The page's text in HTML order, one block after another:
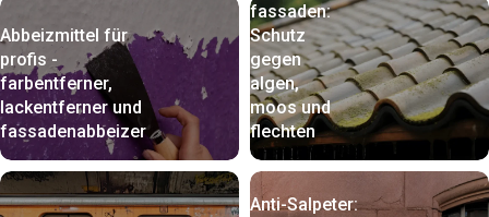
Abbeizmittel für
profis -
farbentferner,
lackentferner und
fassadenabbeizer
fassaden:
Schutz
gegen
algen,
moos und
flechten
Anti-Salpeter: